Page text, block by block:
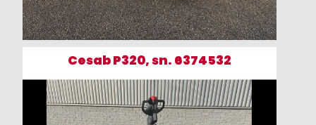
Cesab P320, sn. 6374532